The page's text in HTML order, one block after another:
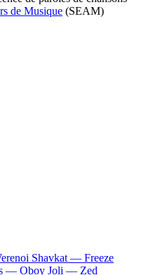
de Musique (SEAM)
Shavkat — Freeze
— Oboy Joli — Zed